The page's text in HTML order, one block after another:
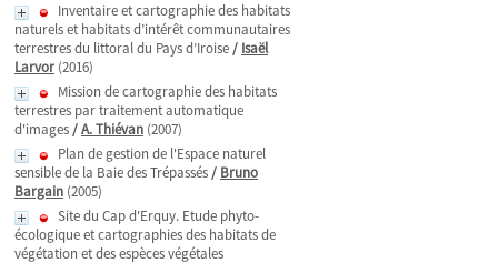
Inventaire et cartographie des habitats
naturels et habitats d’intérêt communautaires
terrestres du littoral du Pays d’Iroise/ Isaël
Larvor (2016)
Mission de cartographie des habitats
terrestres par traitement automatique
d'images/A. Thiévan (2007)
Plan de gestion de l'Espace naturel
sensible de la Baie des Trépassés/ Bruno
Bargain (2005)
Site du Cap d'Erquy. Etude phyto-
écologique et cartographies des habitats de
végétation et des espèces végétales